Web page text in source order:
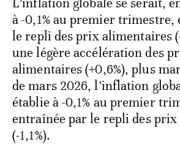
L’inflation globale se serait,
à -0,1% au premier trimestre,
le repli des prix alimentaires
une légère accélération des
alimentaires (+0,6%), plus
de mars 2026, l’inflation
établie à -0,1% au premier
entraînée par le repli des
(-1,1%).